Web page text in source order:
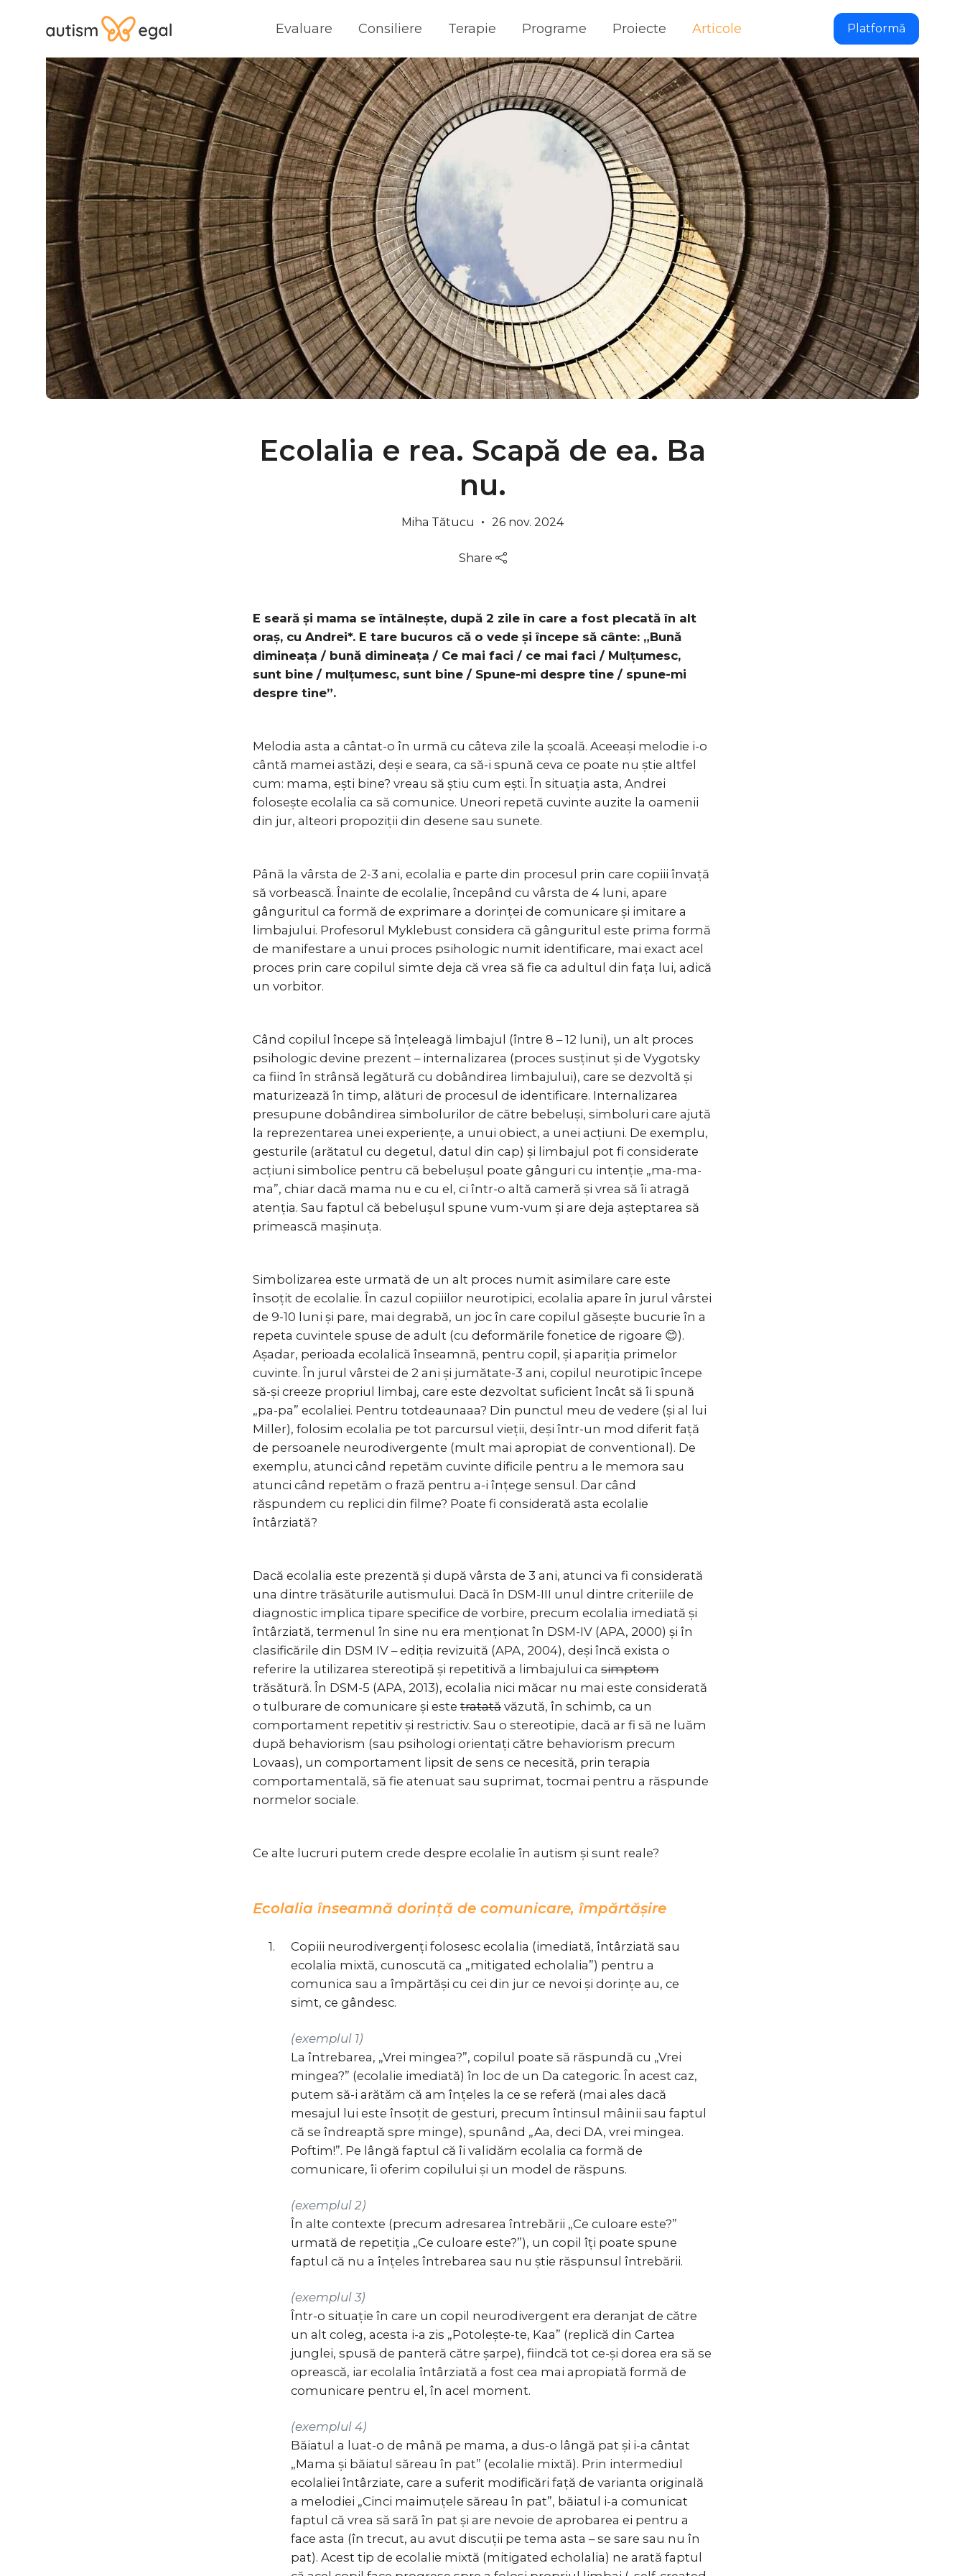
Evaluare Consiliere Terapie Programe Proiecte Articole Platformă
Ecolalia e rea. Scapă de ea. Ba
nu.
Miha Tătucu 26 nov. 2024
Share
E seară și mama se întâlnește, după 2 zile în care a fost plecată în alt
oraș, cu Andrei*. E tare bucuros că o vede și începe să cânte: „Bună
dimineața / bună dimineața / Ce mai faci / ce mai faci / Mulțumesc,
sunt bine / mulțumesc, sunt bine / Spune-mi despre tine / spune-mi
despre tine”.
Melodia asta a cântat-o în urmă cu câteva zile la școală. Aceeași melodie i-o
cântă mamei astăzi, deși e seara, ca să-i spună ceva ce poate nu știe altfel
cum: mama, ești bine? vreau să știu cum ești. În situația asta, Andrei
folosește ecolalia ca să comunice. Uneori repetă cuvinte auzite la oamenii
din jur, alteori propoziții din desene sau sunete.
Până la vârsta de 2-3 ani, ecolalia e parte din procesul prin care copiii învață
să vorbească. Înainte de ecolalie, începând cu vârsta de 4 luni, apare
gânguritul ca formă de exprimare a dorinței de comunicare și imitare a
limbajului. Profesorul Myklebust considera că gânguritul este prima formă
de manifestare a unui proces psihologic numit identificare, mai exact acel
proces prin care copilul simte deja că vrea să fie ca adultul din fața lui, adică
un vorbitor.
Când copilul începe să înțeleagă limbajul (între 8 – 12 luni), un alt proces
psihologic devine prezent – internalizarea (proces susținut și de Vygotsky
ca fiind în strânsă legătură cu dobândirea limbajului), care se dezvoltă și
maturizează în timp, alături de procesul de identificare. Internalizarea
presupune dobândirea simbolurilor de către bebeluși, simboluri care ajută
la reprezentarea unei experiențe, a unui obiect, a unei acțiuni. De exemplu,
gesturile (arătatul cu degetul, datul din cap) și limbajul pot fi considerate
acțiuni simbolice pentru că bebelușul poate gânguri cu intenție „ma-ma-
ma”, chiar dacă mama nu e cu el, ci într-o altă cameră și vrea să îi atragă
atenția. Sau faptul că bebelușul spune vum-vum și are deja așteptarea să
primească mașinuța.
Simbolizarea este urmată de un alt proces numit asimilare care este
însoțit de ecolalie. În cazul copiiilor neurotipici, ecolalia apare în jurul vârstei
de 9-10 luni și pare, mai degrabă, un joc în care copilul găsește bucurie în a
repeta cuvintele spuse de adult (cu deformările fonetice de rigoare 😊).
Așadar, perioada ecolalică înseamnă, pentru copil, și apariția primelor
cuvinte. În jurul vârstei de 2 ani și jumătate-3 ani, copilul neurotipic începe
să-și creeze propriul limbaj, care este dezvoltat suficient încât să îi spună
„pa-pa” ecolaliei. Pentru totdeaunaaa? Din punctul meu de vedere (și al lui
Miller), folosim ecolalia pe tot parcursul vieții, deși într-un mod diferit față
de persoanele neurodivergente (mult mai apropiat de conventional). De
exemplu, atunci când repetăm cuvinte dificile pentru a le memora sau
atunci când repetăm o frază pentru a-i înțege sensul. Dar când
răspundem cu replici din filme? Poate fi considerată asta ecolalie
întârziată?
Dacă ecolalia este prezentă și după vârsta de 3 ani, atunci va fi considerată
una dintre trăsăturile autismului. Dacă în DSM-III unul dintre criteriile de
diagnostic implica tipare specifice de vorbire, precum ecolalia imediată și
întârziată, termenul în sine nu era menționat în DSM-IV (APA, 2000) și în
clasificările din DSM IV – ediția revizuită (APA, 2004), deși încă exista o
referire la utilizarea stereotipă și repetitivă a limbajului ca simptom
trăsătură. În DSM-5 (APA, 2013), ecolalia nici măcar nu mai este considerată
o tulburare de comunicare și este tratată văzută, în schimb, ca un
comportament repetitiv și restrictiv. Sau o stereotipie, dacă ar fi să ne luăm
după behaviorism (sau psihologi orientați către behaviorism precum
Lovaas), un comportament lipsit de sens ce necesită, prin terapia
comportamentală, să fie atenuat sau suprimat, tocmai pentru a răspunde
normelor sociale.
Ce alte lucruri putem crede despre ecolalie în autism și sunt reale?
Ecolalia înseamnă dorință de comunicare, împărtășire
1.
Copiii neurodivergenți folosesc ecolalia (imediată, întârziată sau
ecolalia mixtă, cunoscută ca „mitigated echolalia”) pentru a
comunica sau a împărtăși cu cei din jur ce nevoi și dorințe au, ce
simt, ce gândesc.
(exemplul 1)
La întrebarea, „Vrei mingea?”, copilul poate să răspundă cu „Vrei
mingea?” (ecolalie imediată) în loc de un Da categoric. În acest caz,
putem să-i arătăm că am înțeles la ce se referă (mai ales dacă
mesajul lui este însoțit de gesturi, precum întinsul mâinii sau faptul
că se îndreaptă spre minge), spunând „Aa, deci DA, vrei mingea.
Poftim!”. Pe lângă faptul că îi validăm ecolalia ca formă de
comunicare, îi oferim copilului și un model de răspuns.
(exemplul 2)
În alte contexte (precum adresarea întrebării „Ce culoare este?”
urmată de repetiția „Ce culoare este?”), un copil îți poate spune
faptul că nu a înțeles întrebarea sau nu știe răspunsul întrebării.
(exemplul 3)
Într-o situație în care un copil neurodivergent era deranjat de către
un alt coleg, acesta i-a zis „Potolește-te, Kaa” (replică din Cartea
junglei, spusă de panteră către șarpe), fiindcă tot ce-și dorea era să se
oprească, iar ecolalia întârziată a fost cea mai apropiată formă de
comunicare pentru el, în acel moment.
(exemplul 4)
Băiatul a luat-o de mână pe mama, a dus-o lângă pat și i-a cântat
„Mama și băiatul săreau în pat” (ecolalie mixtă). Prin intermediul
ecolaliei întârziate, care a suferit modificări față de varianta originală
a melodiei „Cinci maimuțele săreau în pat”, băiatul i-a comunicat
faptul că vrea să sară în pat și are nevoie de aprobarea ei pentru a
face asta (în trecut, au avut discuții pe tema asta – se sare sau nu în
pat). Acest tip de ecolalie mixtă (mitigated echolalia) ne arată faptul